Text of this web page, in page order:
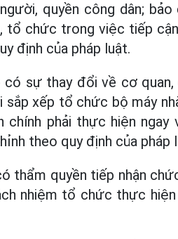
quyền công dân;
tổ chức trong việc tiếp
định của pháp luật.
sự thay đổi về cơ
sắp xếp tổ chức bộ máy
chính phải thực hiện
theo quy định của pháp
thẩm quyền tiếp nhận
nhiệm tổ chức thực